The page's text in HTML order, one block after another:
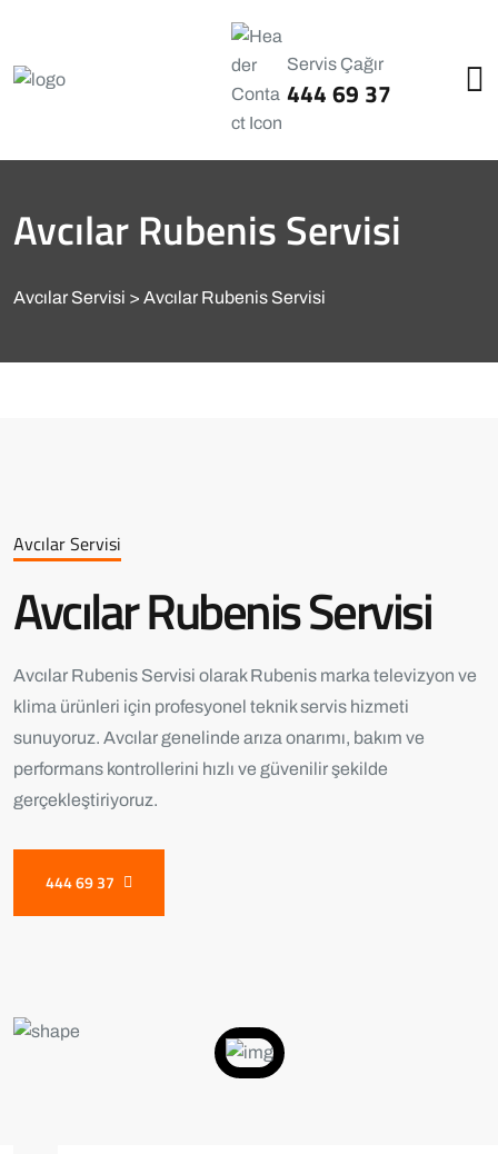
Servis Çağır
444 69 37
Avcılar Rubenis Servisi
Avcılar Servisi Avcılar Rubenis Servisi
Avcılar Servisi
Avcılar Rubenis Servisi
Avcılar Rubenis Servisi olarak Rubenis marka televizyon ve
klima ürünleri için profesyonel teknik servis hizmeti
sunuyoruz. Avcılar genelinde arıza onarımı, bakım ve
performans kontrollerini hızlı ve güvenilir şekilde
gerçekleştiriyoruz.
444 69 37